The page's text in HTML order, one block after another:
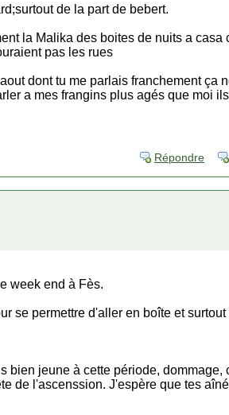
de la part de bebert.
la Malika des boites de nuits a
pas les rues
dont tu me parlais franchement ça
a mes frangins plus agés que moi
Répondre
week end à Fès.
se permettre d'aller en boîte et
bien jeune à cette période,
de l'ascenssion. J'espère que tes